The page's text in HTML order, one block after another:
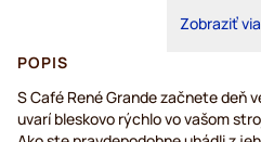
Zobraziť
POPIS
S Café René Grande začnete deň
uvarí bleskovo rýchlo vo vašom